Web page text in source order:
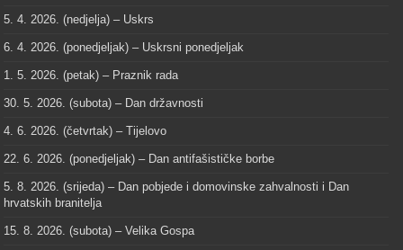
5. 4. 2026. (nedjelja) – Uskrs
6. 4. 2026. (ponedjeljak) – Uskrsni ponedjeljak
1. 5. 2026. (petak) – Praznik rada
30. 5. 2026. (subota) – Dan državnosti
4. 6. 2026. (četvrtak) – Tijelovo
22. 6. 2026. (ponedjeljak) – Dan antifašističke borbe
5. 8. 2026. (srijeda) – Dan pobjede i domovinske zahvalnosti i Dan
hrvatskih branitelja
15. 8. 2026. (subota) – Velika Gospa